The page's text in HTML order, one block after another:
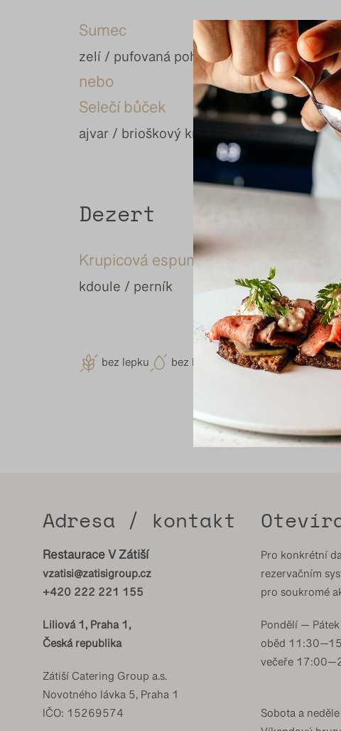
Sumec
zelí / pufovaná pohanka / kvasová omáčka
nebo
Selečí bůček
ajvar / brioškový knedlík / černé jablko
Dezert
Krupicová espuma
kdoule / perník
bez lepku bez laktózy vegetarián
Adresa / kontakt
Restaurace V Zátiší
vzatisi@zatisigroup.cz
+420 222 221 155
Liliová 1, Praha 1,
Česká republika
Zátiší Catering Group a.s.
Novotného lávka 5, Praha 1
IČO: 15269574
Pro konkrétní
rezervačním
pro soukromé
Pondělí — Pátek
oběd
večeře
Sobota a neděle